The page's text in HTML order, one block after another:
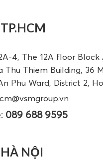
4, The 12A floor Block
Thu Thiem Building, 36
Phu Ward, District 2,
089 688 9595
NỘI